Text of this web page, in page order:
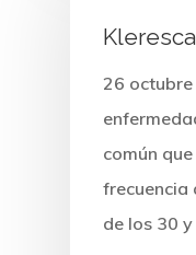
26 octubre
común
frecuencia
de los 30